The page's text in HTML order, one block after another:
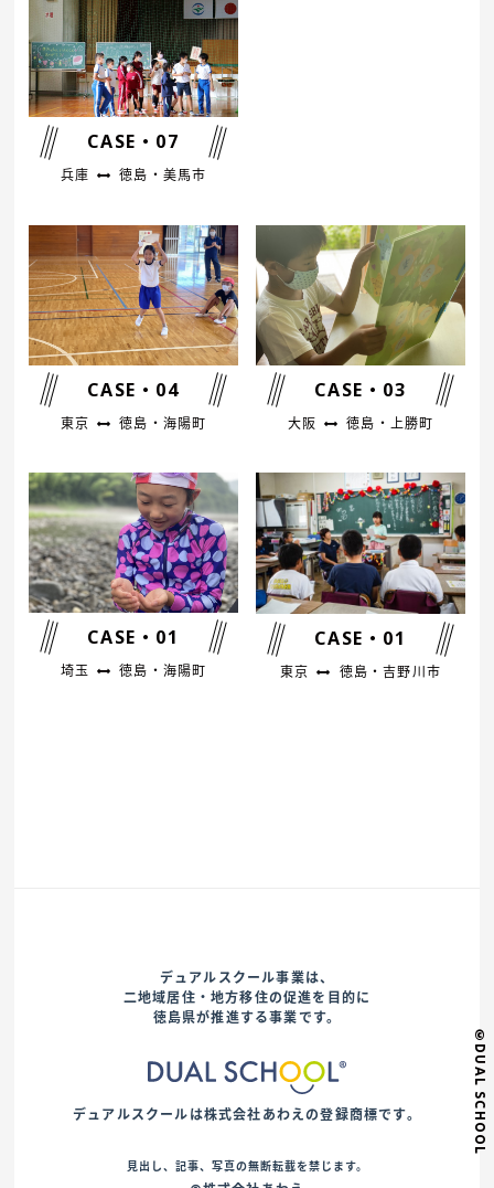
©DUAL SCHOOL
CASE・07
兵庫 徳島・美馬市
CASE・04
東京 徳島・海陽町
CASE・03
大阪 徳島・上勝町
CASE・01
埼玉 徳島・海陽町
CASE・01
東京 徳島・吉野川市
デュアルスクール事業は、
二地域居住・地方移住の促進を目的に
徳島県が推進する事業です。
デュアルスクールは株式会社あわえの登録商標です。
見出し、記事、写真の無断転載を禁じます。